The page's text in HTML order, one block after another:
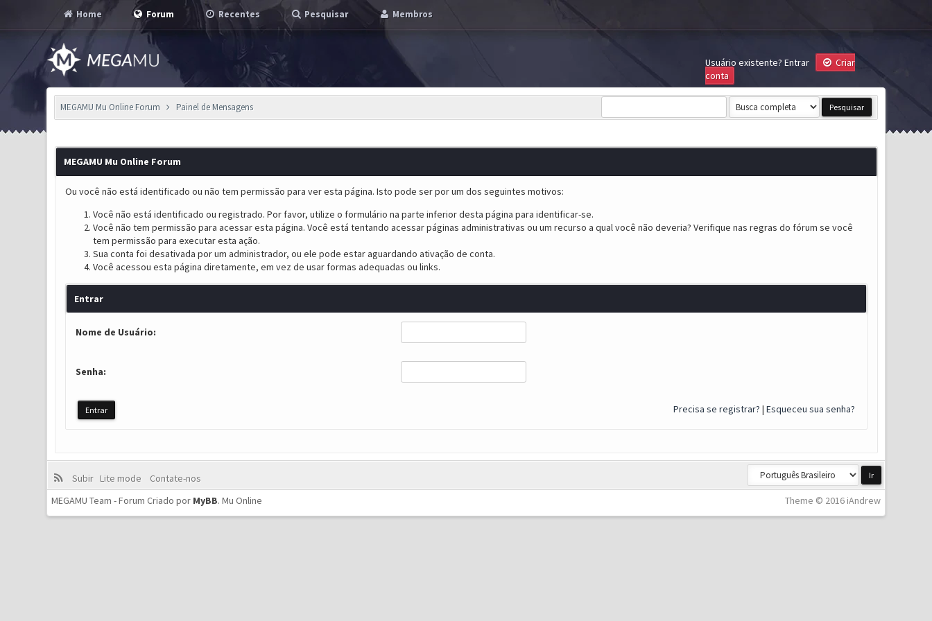
Home Forum Recentes Pesquisar Membros
Usuário existente? Entrar
Criar
conta
MEGAMU Mu Online Forum Painel de Mensagens
MEGAMU Mu Online Forum
Ou você não está identificado ou não tem permissão para ver esta página. Isto pode ser por um dos seguintes motivos:
Você não está identificado ou registrado. Por favor, utilize o formulário na parte inferior desta página para identificar-se.
Você não tem permissão para acessar esta página. Você está tentando acessar páginas administrativas ou um recurso a qual você não deveria? Verifique nas regras do fórum se você
tem permissão para executar esta ação.
Sua conta foi desativada por um administrador, ou ele pode estar aguardando ativação de conta.
Você acessou esta página diretamente, em vez de usar formas adequadas ou links.
Entrar
Nome de Usuário:
Senha:
Precisa se registrar? | Esqueceu sua senha?
Subir Lite mode
Contate-nos
Theme © 2016 iAndrew
MEGAMU Team - Forum Criado por MyBB.Mu Online